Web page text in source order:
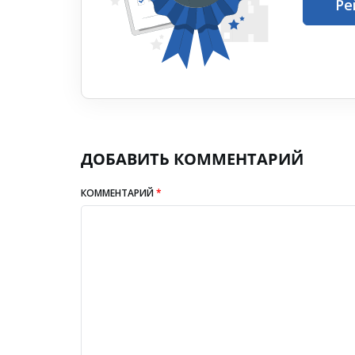
ДОБАВИТЬ КОММЕНТАРИЙ
КОММЕНТАРИЙ*